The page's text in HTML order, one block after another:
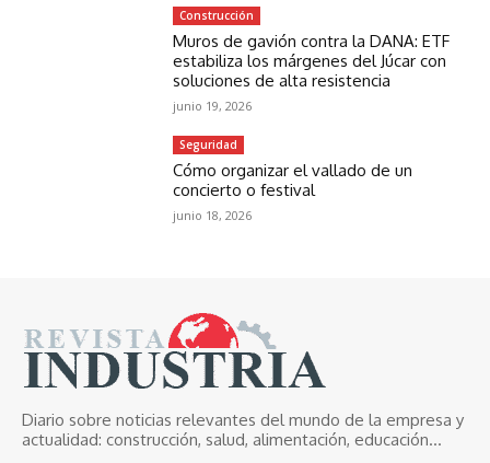
Construcción
Muros de gavión contra la DANA: ETF
estabiliza los márgenes del Júcar con
soluciones de alta resistencia
junio 19, 2026
Seguridad
Cómo organizar el vallado de un
concierto o festival
junio 18, 2026
Diario sobre noticias relevantes del mundo de la empresa y
actualidad: construcción, salud, alimentación, educación...